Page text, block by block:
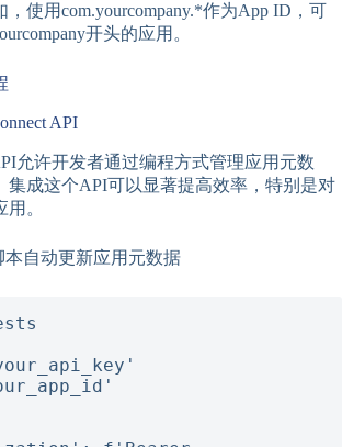
使用com.yourcompany.*作为App ID，可
开头的应用。
API
允许开发者通过编程方式管理应用元数
集成这个API可以显著提高效率，特别是对
。
本自动更新应用元数据